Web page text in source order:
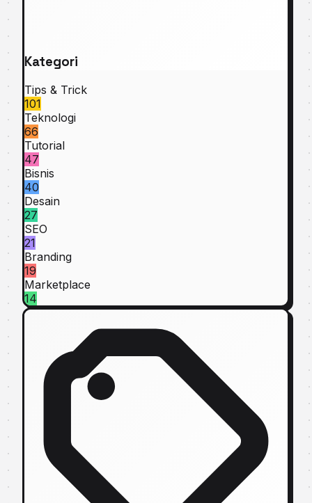
Kategori
Tips & Trick
101
Teknologi
66
Tutorial
47
Bisnis
40
Desain
27
SEO
21
Branding
19
Marketplace
14